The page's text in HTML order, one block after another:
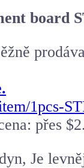
board
1pcs-
přes
Je